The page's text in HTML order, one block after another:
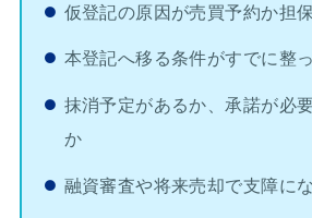
仮登記の原因が売買予約か担
本登記へ移る条件がすでに整
抹消予定があるか、承諾が必
か
融資審査や将来売却で支障に